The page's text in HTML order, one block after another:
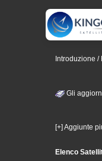
Introduzione /
Gli
[+] Aggiunte
Elenco